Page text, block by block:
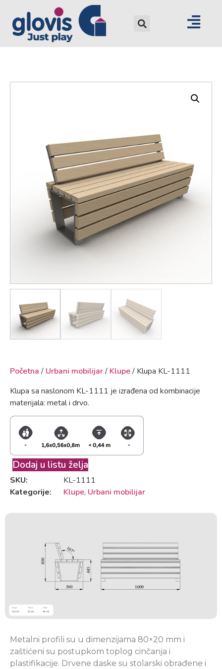
Početna / Urbani mobilijar/ Klupe/ Klupa KL-1111
Klupa sa naslonom KL-1111 je izrađena od kombinacije
materijala: metal i drvo.
Dodaj u listu želja
SKU:
KL-1111
Kategorije:
Klupe, Urbani mobilijar
Metalni profili su u dimenzijama 80×20 mm i
zaštićeni su postupkom toplog cinčanja i
plastifikacije. Drvene daske su stolarski obrađene i